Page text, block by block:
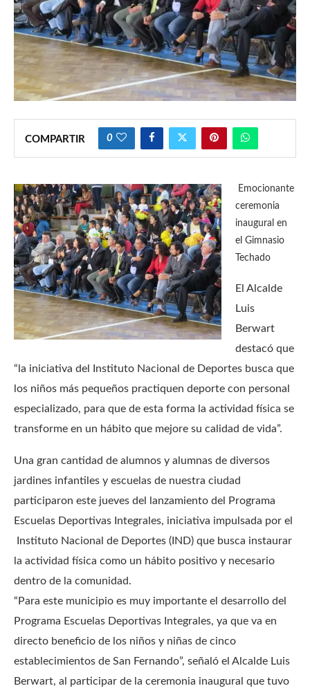
COMPARTIR 0
Emocionante
ceremonia
inaugural en
el Gimnasio
Techado
El Alcalde
Luis
Berwart
destacó que
“la iniciativa del Instituto Nacional de Deportes busca que
los niños más pequeños practiquen deporte con personal
especializado, para que de esta forma la actividad física se
transforme en un hábito que mejore su calidad de vida”.
Una gran cantidad de alumnos y alumnas de diversos
jardines infantiles y escuelas de nuestra ciudad
participaron este jueves del lanzamiento del Programa
Escuelas Deportivas Integrales, iniciativa impulsada por el
Instituto Nacional de Deportes (IND) que busca instaurar
la actividad física como un hábito positivo y necesario
dentro de la comunidad.
“Para este municipio es muy importante el desarrollo del
Programa Escuelas Deportivas Integrales, ya que va en
directo beneficio de los niños y niñas de cinco
establecimientos de San Fernando”, señaló el Alcalde Luis
Berwart, al participar de la ceremonia inaugural que tuvo